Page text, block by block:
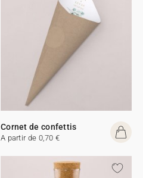
Cornet de confettis
A partir de 0,70 €